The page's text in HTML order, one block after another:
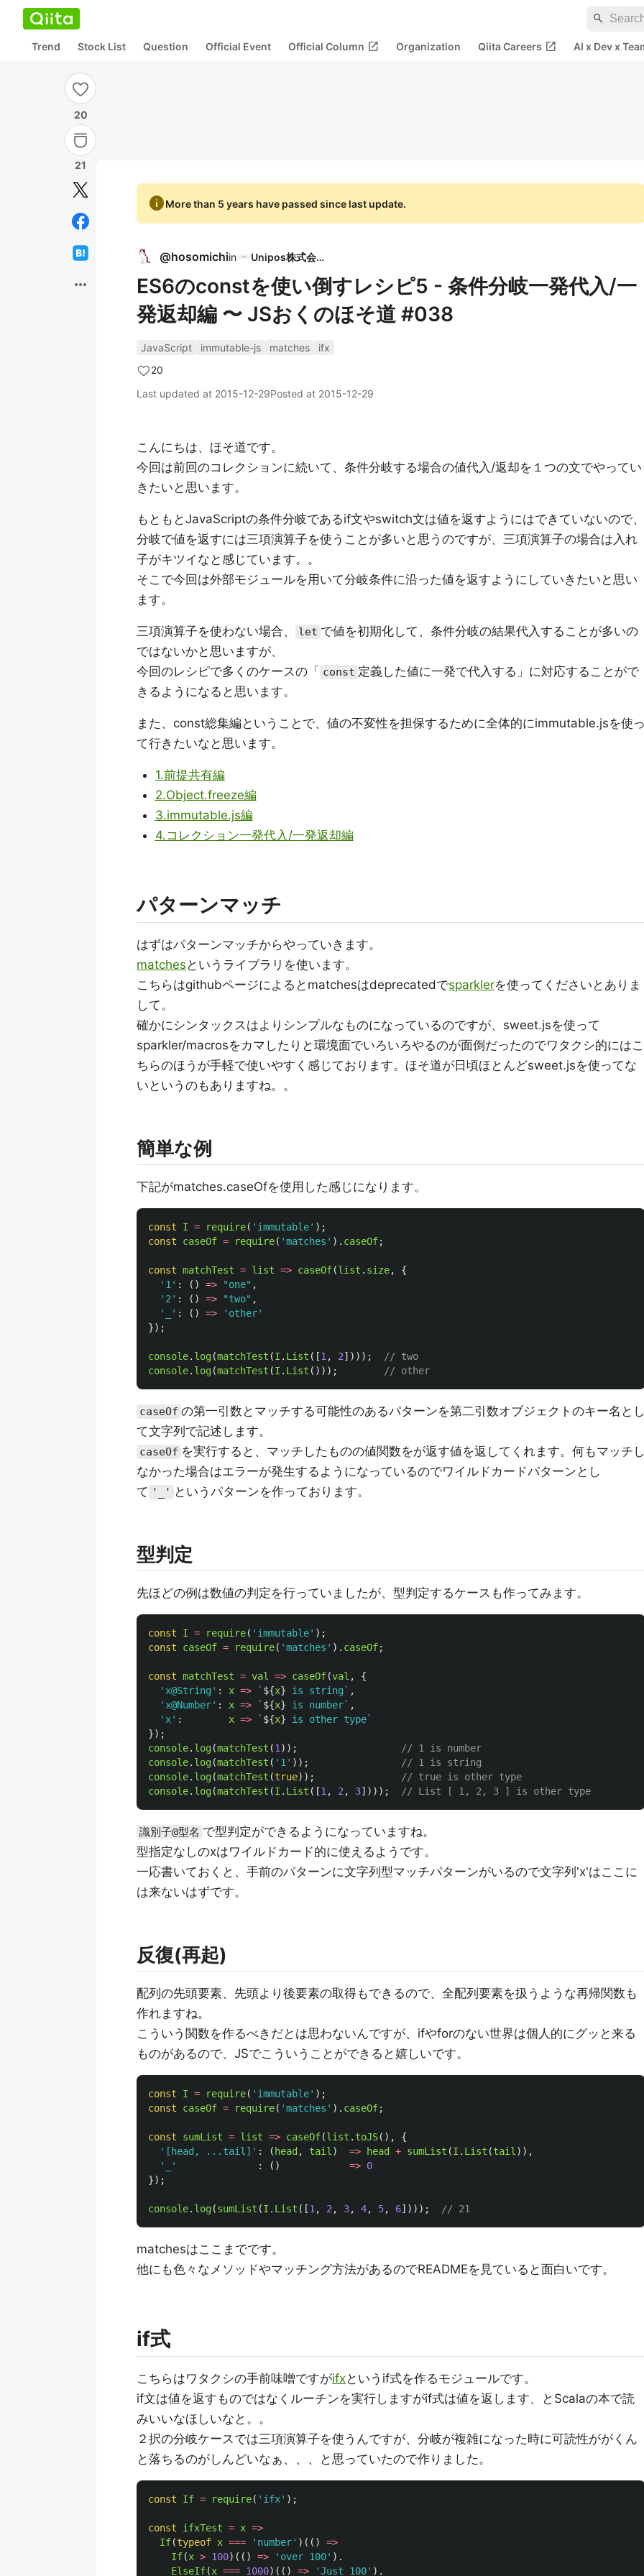
search
Trend Stock List Question Official Event Official Column open_in_new Organization Qiita Careers open_in_new AI x Dev x
20
21
more_horiz
infoMore than 5 years have passed since last update.
@hosomichiin Unipos株式会社
ES6のconstを使い倒すレシピ5 - 条件分岐一発代入/一
発返却編 〜 JSおくのほそ道 #038
JavaScript immutable-js matches
ifx
20
Last updated at 2015-12-29Posted at 2015-12-29
こんにちは、ほそ道です。
今回は前回のコレクションに続いて、条件分岐する場合の値代入/返却を１つの文でやってい
きたいと思います。
もともとJavaScriptの条件分岐であるif文やswitch文は値を返すようにはできていないので、
分岐で値を返すには三項演算子を使うことが多いと思うのですが、三項演算子の場合は入れ
子がキツイなと感じています。。
そこで今回は外部モジュールを用いて分岐条件に沿った値を返すようにしていきたいと思い
ます。
三項演算子を使わない場合、 let で値を初期化して、条件分岐の結果代入することが多いの
ではないかと思いますが、
今回のレシピで多くのケースの「
const 定義した値に一発で代入する」に対応することがで
きるようになると思います。
また、const総集編ということで、値の不変性を担保するために全体的にimmutable.jsを使
て行きたいなと思います。
1.前提共有編
2.Object.freeze編
3.immutable.js編
4.コレクション一発代入/一発返却編
パターンマッチ
はずはパターンマッチからやっていきます。
matches というライブラリを使います。
こちらはgithubページによるとmatchesはdeprecatedでsparklerを使ってくださいとありま
して。
確かにシンタックスはよりシンプルなものになっているのですが、sweet.jsを使って
sparkler/macrosをカマしたりと環境面でいろいろやるのが面倒だったのでワタクシ的にはこ
ちらのほうが手軽で使いやすく感じております。ほそ道が日頃ほとんどsweet.jsを使ってな
いというのもありますね。。
簡単な例
下記がmatches.caseOfを使用した感じになります。
const I = require( ' immutable' );
const
caseOf = require( 'matches ' ). caseOf;
const matchTest = list => caseOf(list . size,
{
' 1 ' : () => "one" ,
' 2 ' : () => "two" ,
'
' : () => ' other'
});
console. log(matchTest (I . List ([1 , 2])));
// two
console. log(matchTest (I . List ())); // other
caseOf の第一引数とマッチする可能性のあるパターンを第二引数オブジェクトのキー名と
て文字列で記述します。
caseOf を実行すると、マッチしたものの値関数をが返す値を返してくれます。何もマッチ
なかった場合はエラーが発生するようになっているのでワイルドカードパターンとし
て '_' というパターンを作っております。
型判定
先ほどの例は数値の判定を行っていましたが、型判定するケースも作ってみます。
const I = require( ' immutable' );
const
caseOf = require( 'matches ' ). caseOf;
const matchTest = val => caseOf(val ,
{
' x@String ' : x => ` ${x} is string` ,
' x@Number' : x => ` ${x} is number` ,
' x' : x => ` ${x} is other type`
});
console. log(matchTest (1 ));
// 1 is number
console. log(matchTest ( ' 1 ' ));
// 1 is string
console. log(matchTest (true));
// true is other type
console. log(matchTest (I . List ([1 , 2 , 3]))); // List [ 1, 2, 3 ] is other type
識別子@型名 で型判定ができるようになっていますね。
型指定なしのxはワイルドカード的に使えるようです。
一応書いておくと、手前のパターンに文字列型マッチパターンがいるので文字列'x'はここに
は来ないはずです。
反復(再起)
配列の先頭要素、先頭より後要素の取得もできるので、全配列要素を扱うような再帰関数も
作れますね。
こういう関数を作るべきだとは思わないんですが、ifやforのない世界は個人的にグッと来る
ものがあるので、JSでこういうことができると嬉しいです。
const I = require( ' immutable' );
const
caseOf = require( 'matches ' ). caseOf;
const sumList = list => caseOf(list . toJS(),
{
' [head, ...tail] ' : ( head , tail ) => head + sumList (I . List (tail )),
'
' : () => 0
});
console. log(sumList (I . List ([1 , 2 , 3, 4, 5, 6]))); // 21
matchesはここまでです。
他にも色々なメソッドやマッチング方法があるのでREADMEを見ていると面白いです。
if式
こちらはワタクシの手前味噌ですがifxというif式を作るモジュールです。
if文は値を返すものではなくルーチンを実行しますがif式は値を返します、とScalaの本で読
みいいなほしいなと。。
２択の分岐ケースでは三項演算子を使うんですが、分岐が複雑になった時に可読性ががくん
と落ちるのがしんどいなぁ、、、と思っていたので作りました。
const If = require( ' ifx' );
const ifxTest = x =>
If(typeof x === ' number' )(()
=>
If(x > 100)(() => ' over 100' ).
ElseIf(x === 1000)(() => 'Just 100' ).